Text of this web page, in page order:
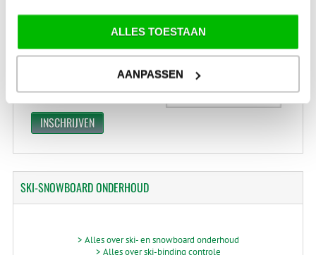
ALLES TOESTAAN
AANPASSEN
SKI-SNOWBOARDONDERHOUD
> Alles over ski- en snowboard onderhoud
> Alles over ski-binding controle